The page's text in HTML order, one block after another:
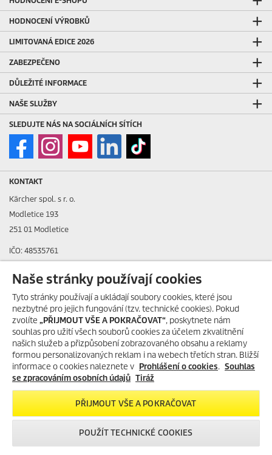
HODNOCENÍ VÝROBKŮ
LIMITOVANÁ EDICE 2026
ZABEZPEČENO
DŮLEŽITÉ INFORMACE
NAŠE SLUŽBY
SLEDUJTE NÁS NA SOCIÁLNÍCH SÍTÍCH
KONTAKT
Kärcher spol. s r. o.
Modletice 193
251 01 Modletice
IČO: 48535761
ID datové schránky: ic4eqpk
> Tiráž
Zákaznická linka:
+420 323 555 555
E-mail:info@karcher.cz
Po-Pá: 8-17 hod.
> Více kontaktů
Ceny uváděny včetně DPH a recyklačního poplatku
Naše stránky používají cookies
Tyto stránky používají a ukládají soubory cookies, které jsou
nezbytné pro jejich fungování (tzv. technické cookies). Pokud
zvolíte „PŘIJMOUT VŠE A POKRAČOVAT“, poskytnete nám
souhlas pro užití všech souborů cookies za účelem zkvalitnění
našich služeb a přizpůsobení zobrazovaného obsahu a reklamy
formou personalizovaných reklam i na webech třetích stran. Bližší
informace o cookies naleznete v Prohlášení o cookies. Souhlas
se zpracováním osobních údajů Tiráž
PŘIJMOUT VŠE A POKRAČOVAT
POUŽÍT TECHNICKÉ COOKIES